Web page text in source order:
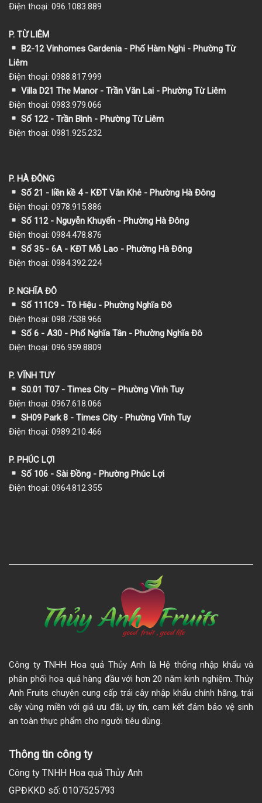
Điện thoại: 096.1083.889
P. TỪ LIÊM
B2-12 Vinhomes Gardenia - Phố Hàm Nghi - Phường Từ
Liêm
Điện thoại: 0988.817.999
Villa D21 The Manor - Trần Văn Lai - Phường Từ Liêm
Điện thoại: 0983.979.066
Số 122 - Trần Bình - Phường Từ Liêm
Điện thoại: 0981.925.232
P. HÀ ĐÔNG
Số 21 - liền kề 4 - KĐT Văn Khê - Phường Hà Đông
Điện thoại: 0978.915.886
Số 112 - Nguyễn Khuyến - Phường Hà Đông
Điện thoại: 0984.478.876
Số 35 - 6A - KĐT Mỗ Lao - Phường Hà Đông
Điện thoại: 0984.392.224
P. NGHĨA ĐÔ
Số 111C9 - Tô Hiệu - Phường Nghĩa Đô
Điện thoại: 098.7538.966
Số 6 - A30 - Phố Nghĩa Tân - Phường Nghĩa Đô
Điện thoại: 096.959.8809
P. VĨNH TUY
S0.01 T07 - Times City – Phường Vĩnh Tuy
Điện thoại: 0967.618.066
SH09 Park 8 - Times City - Phường Vĩnh Tuy
Điện thoại: 0989.210.466
P. PHÚC LỢI
Số 106 - Sài Đồng - Phường Phúc Lợi
Điện thoại: 0964.812.355
Công ty TNHH Hoa quả Thủy Anh là Hệ thống nhập khẩu và
phân phối hoa quả hàng đầu với hơn 20 năm kinh nghiệm. Thủy
Anh Fruits chuyên cung cấp trái cây nhập khẩu chính hãng, trái
cây vùng miền với giá ưu đãi, uy tín, cam kết đảm bảo vệ sinh
an toàn thực phẩm cho người tiêu dùng.
Thông tin công ty
Công ty TNHH Hoa quả Thủy Anh
GPĐKKD số: 0107525793